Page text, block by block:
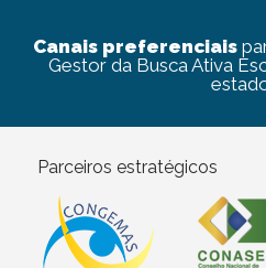
Canais preferenciais
Gestor da Busca Ativa
Parceiros estratégicos